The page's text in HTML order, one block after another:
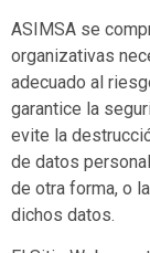
ASIMSA se
organizativas
adecuado al
garantice la
evite la
de datos
de otra forma, o
dichos datos.